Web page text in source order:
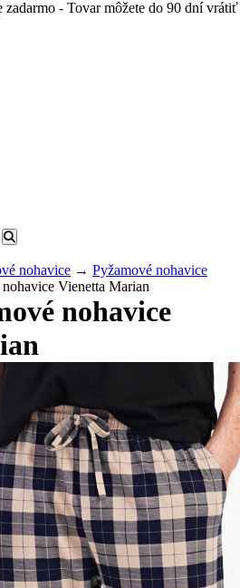
zadarmo - Tovar môžete do 90 dní vrátiť
nohavice → Pyžamové nohavice
Vienetta Marian
nohavice